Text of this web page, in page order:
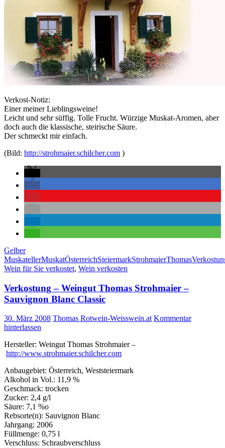
Verkost-Notiz:
Einer meiner Lieblingsweine!
Leicht und sehr süffig. Tolle Frucht. Würzige Muskat-Aromen, aber
doch auch die klassische, steirische Säure.
Der schmeckt mir einfach.
(Bild: http://strohmaier.schilcher.com )
Gelber
MuskatellerMuskatÖsterreichSteiermarkStrohmaierThomas
Wein für Sie verkostet, Wein verkosten
Verkostung – Weingut Thomas Strohmaier –
Sauvignon Blanc Classic
30. März 2008 Thomas Rotwein-Weisswein.at Kommentar
hinterlassen
Hersteller: Weingut Thomas Strohmaier –
http://www.strohmaier.schilcher.com
Anbaugebiet: Österreich, Weststeiermark
Alkohol in Vol.: 11,9 %
Geschmack: trocken
Zucker: 2,4 g/l
Säure: 7,1 %o
Rebsorte(n): Sauvignon Blanc
Jahrgang: 2006
Füllmenge: 0,75 l
Verschluss: Schraubverschluss